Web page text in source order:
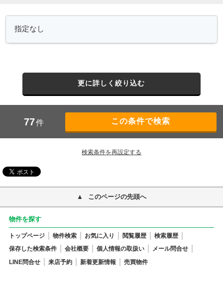
更に詳しく絞り込む
77件
検索条件を再設定する
このページの先頭へ
物件を探す
トップページ 物件検索 お気に入り 閲覧履歴
検索履歴
保存した検索条件
会社概要 個人情報の取扱い
メール問合せ
LINE問合せ
来店予約 新着更新情報 売買物件